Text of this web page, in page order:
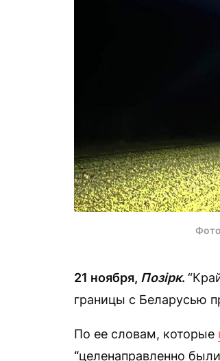
21 ноября, Позірк.
границы с Беларусью
По ее словам, которые
“целенаправленно